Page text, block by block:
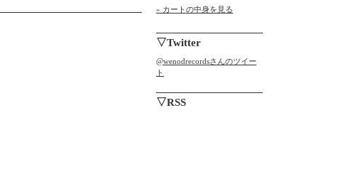
» カートの中身を見る
▽Twitter
@wenodrecordsさんのツイー
ト
▽RSS